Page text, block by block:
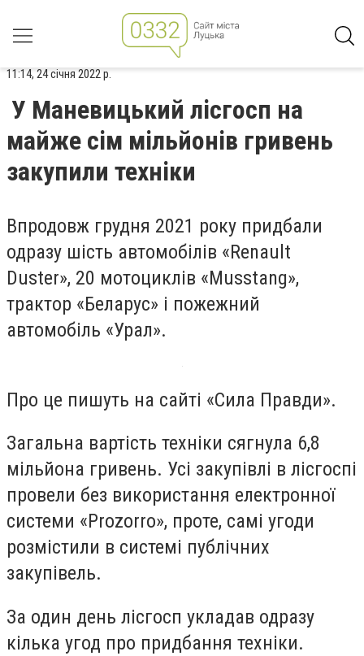
11:14, 24 січня 2022 р.
У Маневицький лісгосп на
майже сім мільйонів гривень
закупили техніки
Впродовж грудня 2021 року придбали
одразу шість автомобілів «Renault
Duster», 20 мотоциклів «Musstang»,
трактор «Беларус» і пожежний
автомобіль «Урал».
Про це пишуть на сайті «Сила Правди».
Загальна вартість техніки сягнула 6,8
мільйона гривень. Усі закупівлі в лісгоспі
провели без використання електронної
системи «Prozorro», проте, самі угоди
розмістили в системі публічних
закупівель.
За один день лісгосп укладав одразу
кілька угод про придбання техніки.